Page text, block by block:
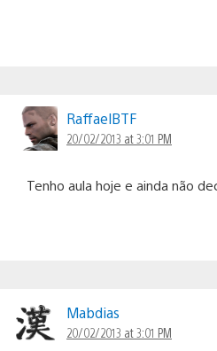
RaffaelBTF
20/02/2013 at 3:01 PM
Tenho aula hoje e ainda não
Mabdias
20/02/2013 at 3:01 PM